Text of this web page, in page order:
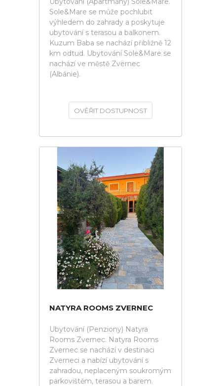
Sole&Mare se může pochlubit
výhledem do zahrady a poskytuje
ubytování s terasou a balkonem.
Kuzum Baba se nachází přibližně 12
km odtud. Ubytování Sole&Mare se
nachází ve městě Zvërnec
(Albánie).
OVĚŘIT DOSTUPNOST
NATYRA ROOMS ZVERNEC
Ubytování (Penziony) Natyra
Rooms Zvernec. Natyra Rooms
Zvernec se nachází v destinaci
Zverneci a nabízí ubytování s
zahradou, neplaceným soukromým
parkovištěm, terasou a barem.